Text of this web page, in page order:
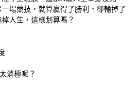
場競技，就算贏得了勝利，卻輸掉了
人生，這樣划算嗎？
消極呢？